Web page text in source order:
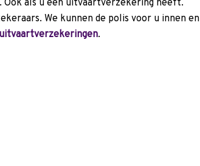
als u een uitvaartverzekering heeft.
We kunnen de polis voor u innen en
.